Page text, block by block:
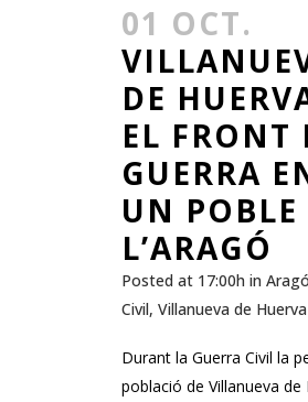
01 OCT.
DE
EL FRONT
GUERRA
UN POBLE
L’ARAGÓ
Posted at 17:00h in Aragó
Civil, Villanueva de Huerva
Durant la Guerra Civil la
població de Villanueva de